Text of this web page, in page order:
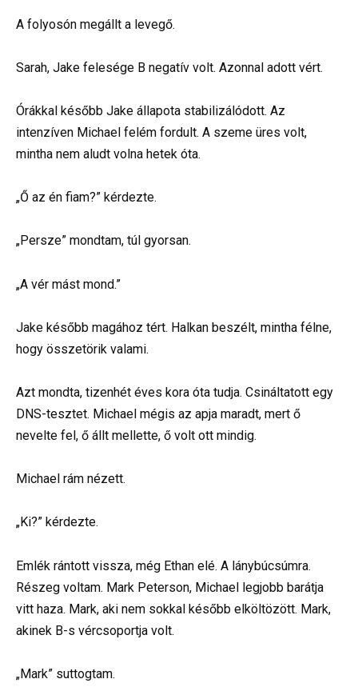
A folyosón megállt a levegő.
Sarah, Jake felesége B negatív volt. Azonnal adott vért.
Órákkal később Jake állapota stabilizálódott. Az
intenzíven Michael felém fordult. A szeme üres volt,
mintha nem aludt volna hetek óta.
„Ő az én fiam?” kérdezte.
„Persze” mondtam, túl gyorsan.
„A vér mást mond.”
Jake később magához tért. Halkan beszélt, mintha félne,
hogy összetörik valami.
Azt mondta, tizenhét éves kora óta tudja. Csináltatott egy
DNS-tesztet. Michael mégis az apja maradt, mert ő
nevelte fel, ő állt mellette, ő volt ott mindig.
Michael rám nézett.
„Ki?” kérdezte.
Emlék rántott vissza, még Ethan elé. A lánybúcsúmra.
Részeg voltam. Mark Peterson, Michael legjobb barátja
vitt haza. Mark, aki nem sokkal később elköltözött. Mark,
akinek B-s vércsoportja volt.
„Mark” suttogtam.